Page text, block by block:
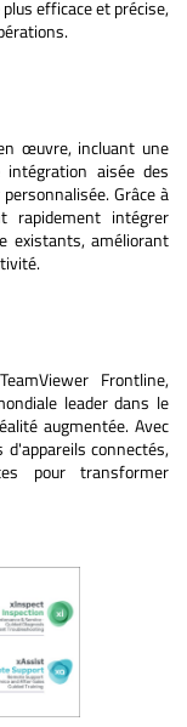
efficace et précise,
œuvre, incluant une
aisée des
Grâce à
rapidement intégrer
existants, améliorant
Frontline,
leader dans le
augmentée. Avec
connectés,
pour transformer